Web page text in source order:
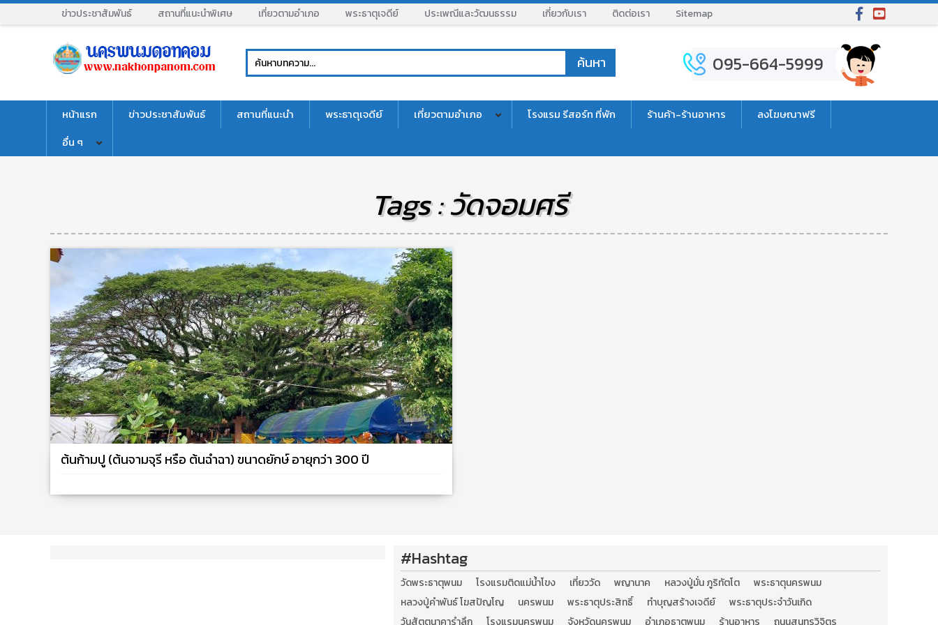
ข่าวประชาสัมพันธ์ สถานที่แนะนำพิเศษ เที่ยวตามอำเภอ พระธาตุเจดีย์ ประเพณีและวัฒนธรรม เกี่ยวกับเรา ติดต่อเรา Sitemap
095-664-5999
หน้าแรก ข่าวประชาสัมพันธ์ สถานที่แนะนำ พระธาตุเจดีย์ เที่ยวตามอำเภอ โรงแรม รีสอร์ท ที่พัก ร้านค้า-ร้านอาหาร
ลงโฆษณาฟรี
อื่น ๆ
Tags : วัดจอมศรี
ต้นก้ามปู (ต้นจามจุรี หรือ ต้นฉำฉา) ขนาดยักษ์ อายุกว่า 300 ปี
#Hashtag
วัดพระธาตุพนม โรงแรมติดแม่น้ำโขง เที่ยววัด พญานาค หลวงปู่มั่น ภูริทัตโต
พระธาตุนครพนม
หลวงปู่คำพันธ์ โฆสปัญโญ
นครพนม พระธาตุประสิทธิ์ ทำบุญสร้างเจดีย์
พระธาตุประจำวันเกิด
วันสัตตนาคารำลึก
โรงแรมนครพนม จังหวัดนครพนม อำเภอธาตุพนม ร้านอาหาร ถนนสุนทรวิจิตร